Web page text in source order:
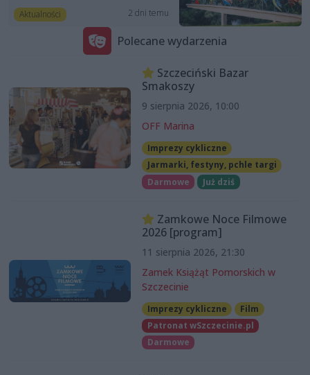
Aktualności 2 dni temu
Polecane wydarzenia
Szczeciński Bazar
Smakoszy
9 sierpnia 2026, 10:00
OFF Marina
Imprezy cykliczne
Jarmarki, festyny, pchle targi
Darmowe
Już dziś
Zamkowe Noce Filmowe
2026 [program]
11 sierpnia 2026, 21:30
Zamek Książąt Pomorskich w
Szczecinie
Imprezy cykliczne
Film
Patronat wSzczecinie.pl
Darmowe